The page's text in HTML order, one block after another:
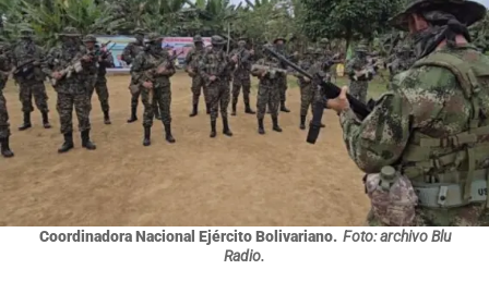
Coordinadora Nacional Ejército Bolivariano. Foto: archivo Blu
Radio.